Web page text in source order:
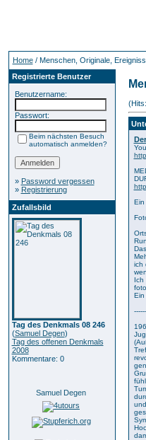
Home/ Menschen, Originale,
Registrierte Benutzer
Benutzername:
Passwort:
Beim nächsten Besuch
automatisch anmelden?
» Password vergessen
» Registrierung
Zufallsbild
Tag des Denkmals 08 246
(Samuel Degen)
Tag des offenen Denkmals
2008
Kommentare: 0
Samuel Degen
Ein
ich
Ich
Ein